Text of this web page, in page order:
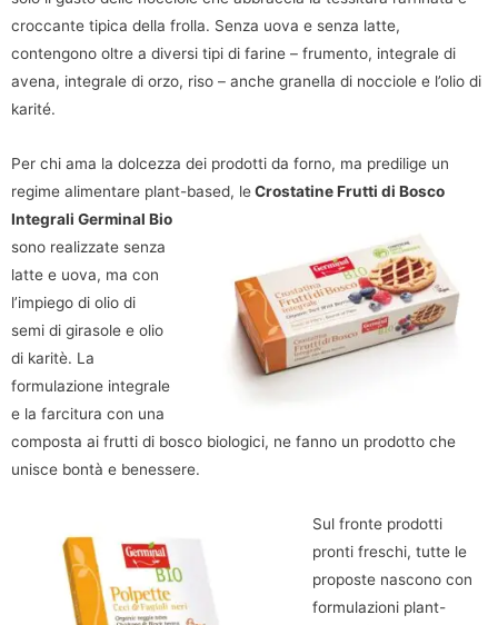
croccante tipica della frolla. Senza uova e senza latte,
contengono oltre a diversi tipi di farine – frumento, integrale di
avena, integrale di orzo, riso – anche granella di nocciole e l’olio di
karité.
Per chi ama la dolcezza dei prodotti da forno, ma predilige un
regime alimentare plant-based, leCrostatine Frutti di Bosco
Integrali Germinal Bio
sono realizzate senza
latte e uova, ma con
l’impiego di olio di
semi di girasole e olio
di karitè. La
formulazione integrale
e la farcitura con una
composta ai frutti di bosco biologici, ne fanno un prodotto che
unisce bontà e benessere.
Sul fronte prodotti
pronti freschi, tutte le
proposte nascono con
formulazioni plant-